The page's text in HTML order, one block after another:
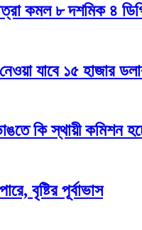
কমল ৮ দশমিক ৪
যাবে ১৫ হাজার
কি স্থায়ী কমিশন
বৃষ্টির পূর্বাভাস